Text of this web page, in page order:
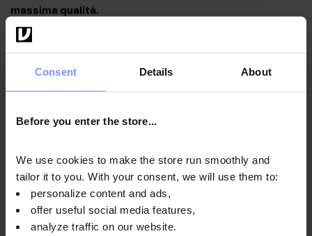
Consent Details About
Before you enter the store...
We use cookies to make the store run smoothly and
tailor it to you. With your consent, we will use them to:
personalize content and ads,
offer useful social media features,
analyze traffic on our website.
massima qualità.
OstroVit Arginina - Analisi del contenuto di metalli pesanti
06.02.2026
Istruzioni per l'uso
Informazioni nutrizionali